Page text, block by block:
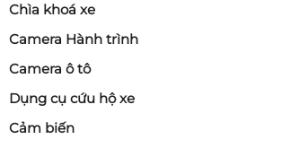
Chìa khoá xe
Camera Hành trình
Camera ô tô
Dụng cụ cứu hộ xe
Cảm biến